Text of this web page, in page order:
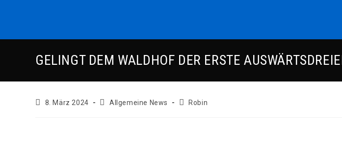
GELINGT DEM WALDHOF DER ERSTE
Beitrag
8. März 2024
Beitrags-
Allgemeine News
Beitrags-
Robin